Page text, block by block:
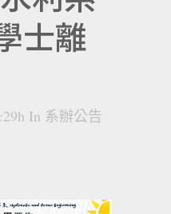
士離
In 系辦公告